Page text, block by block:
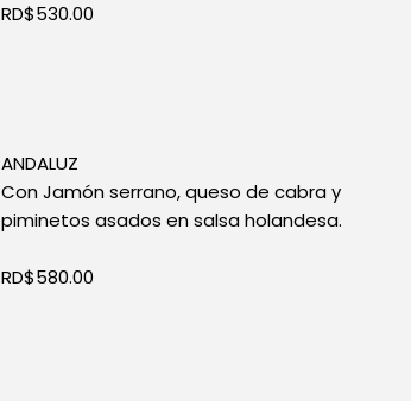
RD$530.00
ANDALUZ
Con Jamón serrano, queso de cabra y
piminetos asados en salsa holandesa.
RD$580.00